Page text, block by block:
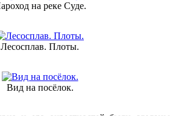
на реке Суде.
Лесосплав. Плоты.
Вид на посёлок.